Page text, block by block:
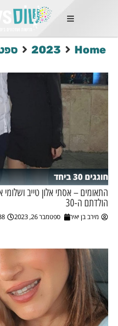
החמות
mauris, wisi
feugiat
Congue
luctus, quam
mi
השבוע
מקומית
Home
2023
חוגגים 30 ביחד
התאומים – אסתי אלון טייב ושלומי
הולדתם ה-30
מירב בן יאיר ספטמבר 26, 2023